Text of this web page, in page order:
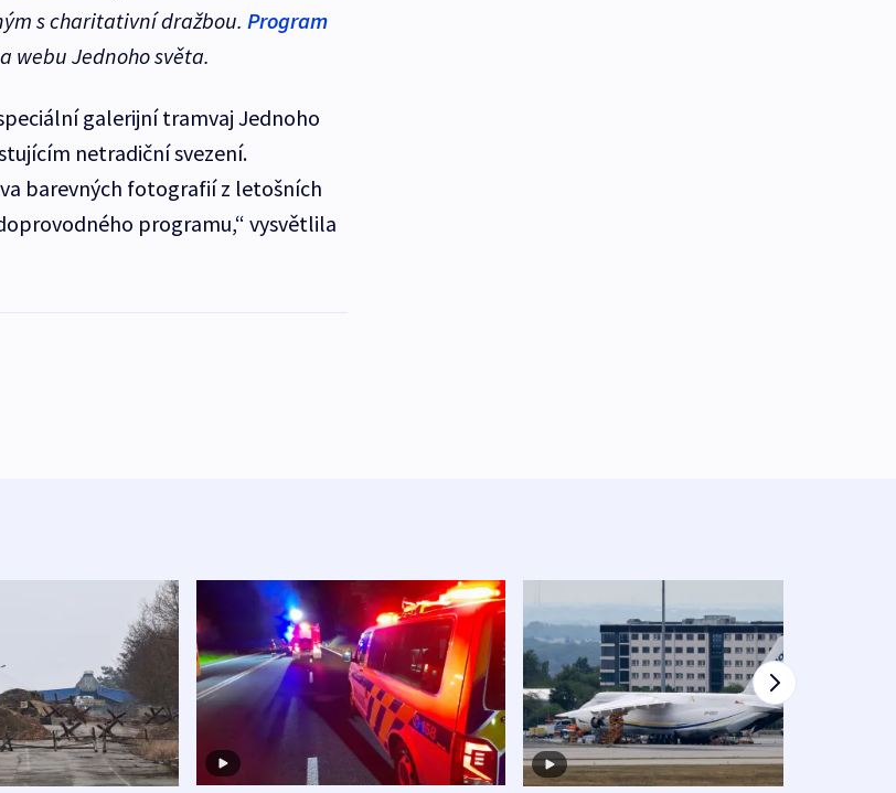
s charitativní dražbou. Program
webu Jednoho světa.
galerijní tramvaj Jednoho
netradiční svezení.
barevných fotografií z letošních
programu,“ vysvětlila